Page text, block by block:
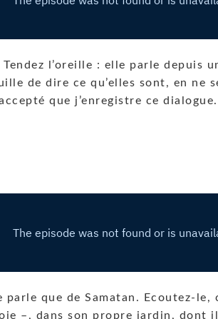
l’oreille : elle parle depuis
de dire ce qu’elles sont, en ne
que j’enregistre ce dialogue.
que de Samatan. Ecoutez-le,
–, dans son propre jardin, dont